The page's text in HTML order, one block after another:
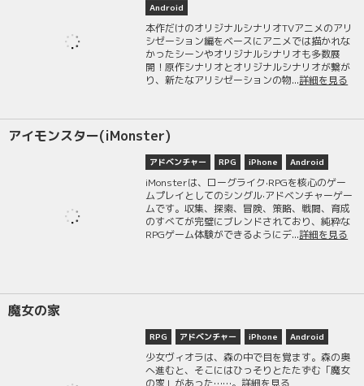
Android
本作だけのオリジナルシナリオTVアニメのアリ
シゼーション編をベースにアニメでは描かれな
かったシーンやオリジナルシナリオも多数展
開！原作シナリオとオリジナルシナリオが繋が
り、新たなアリシゼーションの物...詳細を見る
アイモンスター(iMonster)
アドベンチャー RPG iPhone Android
iMonsterは、ローグライク·RPGを核心のゲー
ムプレイとしてのシングル·アドベンチャーゲー
ムです。収集、探索、冒険、策略、戦闘、育成
のすべてが完璧にブレンドされており、純粋な
RPGゲーム体験ができるようにデ...詳細を見る
魔女の家
RPG アドベンチャー iPhone Android
少女ヴィオラは、森の中で目を覚ます。森の奥
へ進むと、そこにはひっそりとたたずむ「魔女
の家」があった……。詳細を見る